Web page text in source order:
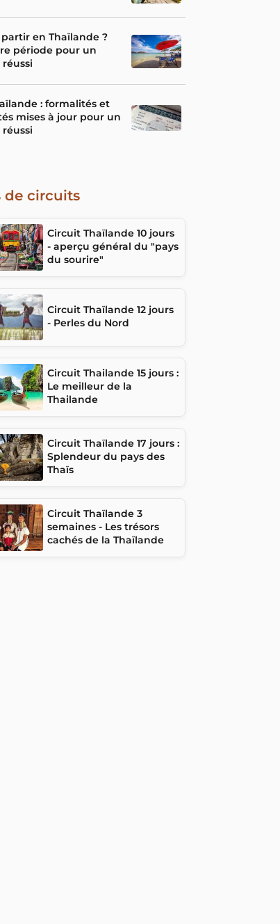
en Thaïlande ?
période pour un
: formalités et
mises à jour pour un
de circuits
Circuit Thaïlande 10 jours
- aperçu général du "pays
du sourire"
Circuit Thaïlande 12 jours
- Perles du Nord
Circuit Thailande 15 jours :
Le meilleur de la
Thailande
Circuit Thaïlande 17 jours :
Splendeur du pays des
Thaïs
Circuit Thaïlande 3
semaines - Les trésors
cachés de la Thaïlande